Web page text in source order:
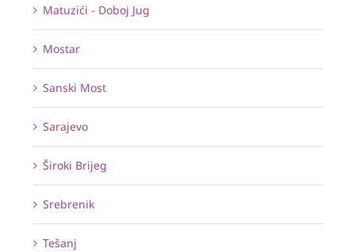
Matuzići - Doboj Jug
Mostar
Sanski Most
Sarajevo
Široki Brijeg
Srebrenik
Tešanj